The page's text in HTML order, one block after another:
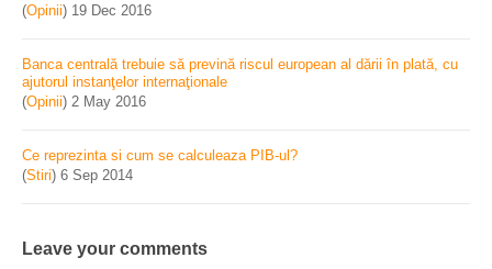
(Opinii) 19 Dec 2016
Banca centrală trebuie să prevină riscul european al dării în plată, cu
ajutorul instanţelor internaţionale
(Opinii) 2 May 2016
Ce reprezinta si cum se calculeaza PIB-ul?
(Stiri) 6 Sep 2014
Leave your comments